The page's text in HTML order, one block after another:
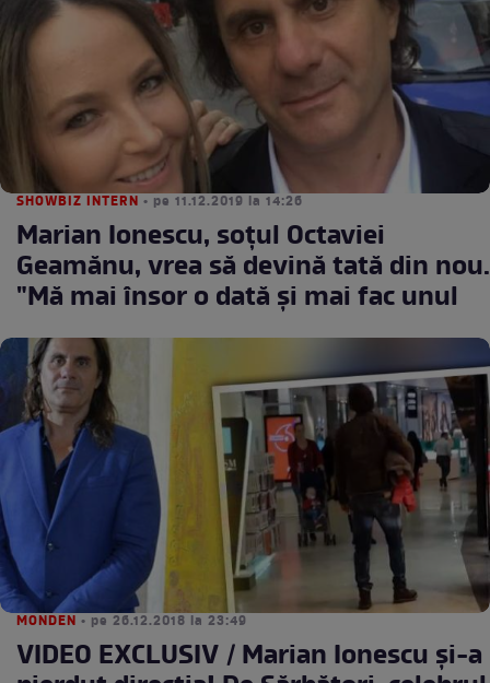
SHOWBIZ INTERN • pe 11.12.2019 la 14:26
Marian Ionescu, soţul Octaviei
Geamănu, vrea să devină tată din nou.
"Mă mai însor o dată şi mai fac unul
MONDEN • pe 26.12.2018 la 23:49
VIDEO EXCLUSIV / Marian Ionescu şi-a